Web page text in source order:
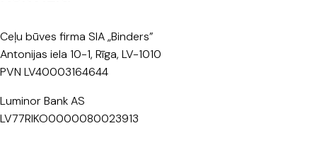
Ceļu būves firma SIA „Binders”
Antonijas iela 10-1, Rīga, LV-1010
PVN LV40003164644
Luminor Bank AS
LV77RIKO0000080023913